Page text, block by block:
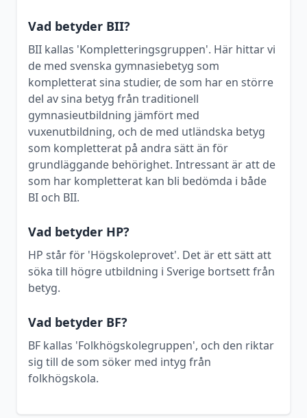
Vad betyder BII?
BII kallas 'Kompletteringsgruppen'. Här hittar vi
de med svenska gymnasiebetyg som
kompletterat sina studier, de som har en större
del av sina betyg från traditionell
gymnasieutbildning jämfört med
vuxenutbildning, och de med utländska betyg
som kompletterat på andra sätt än för
grundläggande behörighet. Intressant är att de
som har kompletterat kan bli bedömda i både
BI och BII.
Vad betyder HP?
HP står för 'Högskoleprovet'. Det är ett sätt att
söka till högre utbildning i Sverige bortsett från
betyg.
Vad betyder BF?
BF kallas 'Folkhögskolegruppen', och den riktar
sig till de som söker med intyg från
folkhögskola.